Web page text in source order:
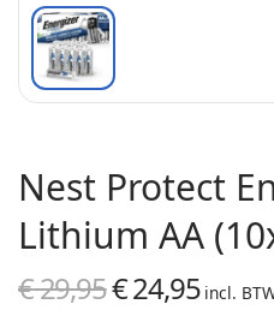
Nest Protect
Lithium AA
€29,95Oorspronkelijke
€24,95Huidige
incl.